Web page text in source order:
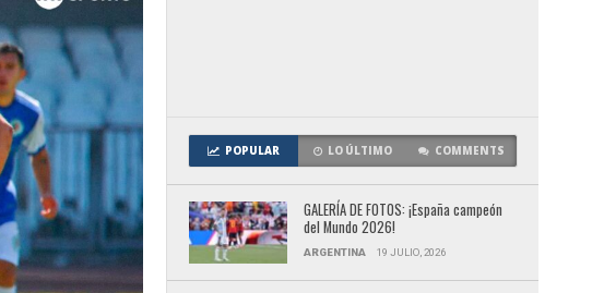
POPULAR LO ÚLTIMO COMMENTS
GALERÍA DE FOTOS: ¡España campeón
del Mundo 2026!
ARGENTINA 19 JULIO, 2026